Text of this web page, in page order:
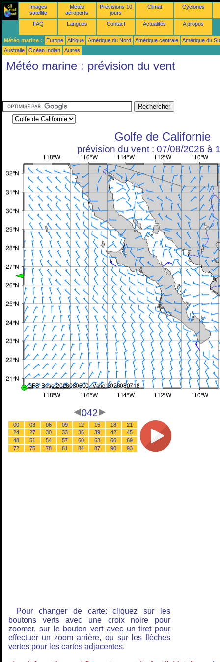
Images
satellite
Météo
aéroports
Prévisions 10
jours
Climat Cyclones
FAQ Langues Contact Actualités A propos
Météo marine : Europe Afrique Amérique du Nord Amérique centrale
Amérique du
Australie
Océan Indien Autres
Météo marine : prévision du vent
Golfe de Californie
prévision du vent : 07/08/2026 à
042
00 03 06 09 12 15 18
21
24
27 30 33 36 39 42
45
48
51 54 57 60 63 66
69
72
75 78 81 84 87 90 93
Pour changer de carte: cliquez sur les
boutons verts avec une croix noire pour
zoomer, sur le bouton vert avec un tiret pour
effectuer un zoom arrière, ou sur les flèches
vertes pour les cartes adjacentes.